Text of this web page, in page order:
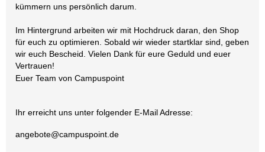
kümmern uns persönlich darum.
Im Hintergrund arbeiten wir mit Hochdruck daran, den Shop
für euch zu optimieren. Sobald wir wieder startklar sind, geben
wir euch Bescheid. Vielen Dank für eure Geduld und euer
Vertrauen!
Euer Team von Campuspoint
Ihr erreicht uns unter folgender E-Mail Adresse:
angebote@campuspoint.de